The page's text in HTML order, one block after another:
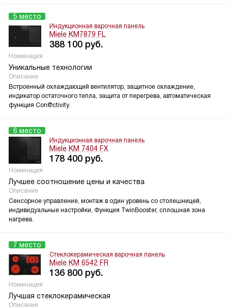
5 место
Индукционная варочная панель
Miele KM7879 FL
388 100 руб.
Номинация
Уникальные технологии
Описание
Встроенный охлаждающий вентилятор, защитное охлаждение,
индикатор остаточного тепла, защита от перегрева, автоматическая
функция Con@ctivity.
6 место
Индукционная варочная панель
Miele KM 7404 FX
178 400 руб.
Номинация
Лучшее соотношение цены и качества
Описание
Сенсорное управление, монтаж в один уровень со столешницей,
индивидуальные настройки, Функция TwinBooster, сплошная зона
нагрева.
7 место
Стеклокерамическая варочная панель
Miele KM 6542 FR
136 800 руб.
Номинация
Лучшая стеклокерамическая
Описание